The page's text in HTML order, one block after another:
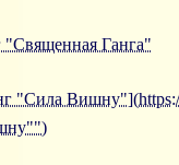
"Священная Ганга"
"Сила